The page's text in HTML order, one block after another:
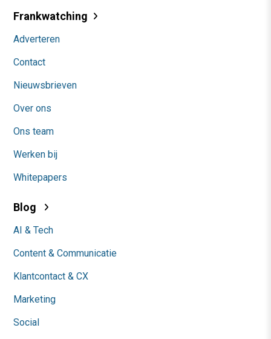
Frankwatching
Adverteren
Contact
Nieuwsbrieven
Over ons
Ons team
Werken bij
Whitepapers
Blog
AI & Tech
Content & Communicatie
Klantcontact & CX
Marketing
Social